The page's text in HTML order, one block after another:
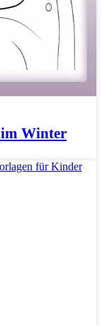
Winter